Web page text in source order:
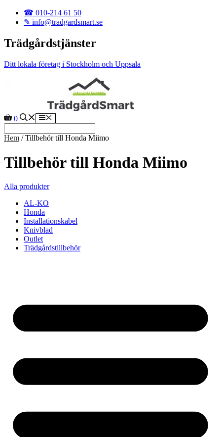
Hoppa till innehåll
☎ 010-214 61 50
✎ info@tradgardsmart.se
Trädgårdstjänster
Ditt lokala företag i Stockholm och Uppsala
0 Meny
Hem / Tillbehör till Honda Miimo
Tillbehör till Honda Miimo
Alla produkter
AL-KO
Honda
Installationskabel
Knivblad
Outlet
Trädgårdstillbehör